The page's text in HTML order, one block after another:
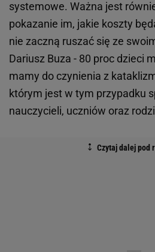
systemowe. Ważna jest
pokazanie im, jakie koszty
nie zaczną ruszać się ze
Dariusz Buza - 80 proc dzieci
mamy do czynienia z
którym jest w tym przypadku
nauczycieli, uczniów oraz